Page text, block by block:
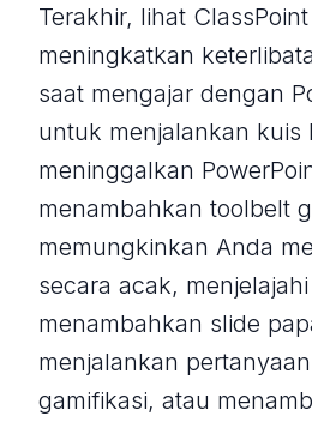
Terakhir, lihat
meningkatkan
saat mengajar dengan
untuk menjalankan kuis
meninggalkan
menambahkan toolbelt
memungkinkan Anda
secara acak,
menambahkan slide
menjalankan
gamifikasi, atau